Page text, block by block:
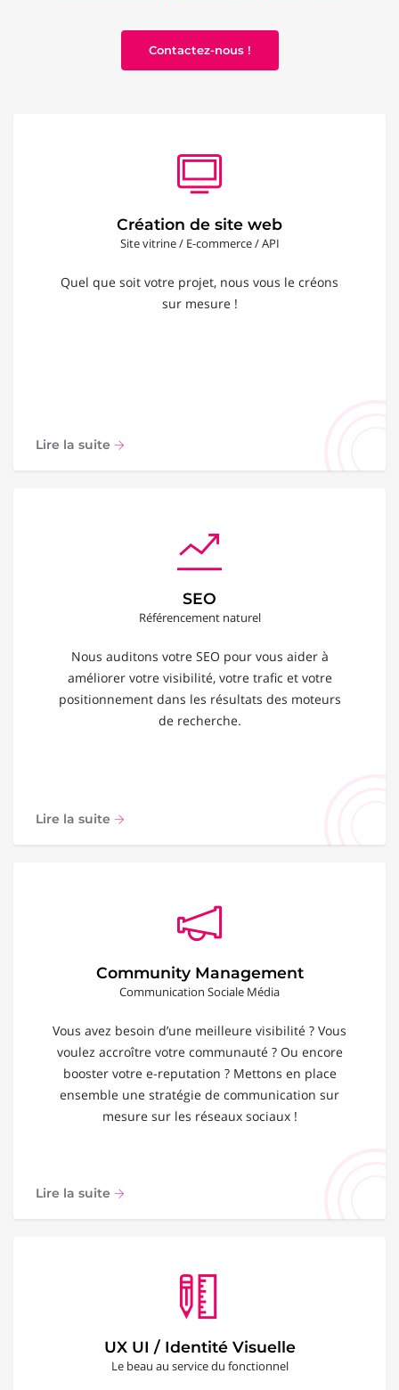
Contactez-nous !
Création de site web
Site vitrine / E-commerce / API
Quel que soit votre projet, nous vous le créons
sur mesure !
Lire la suite
SEO
Référencement naturel
Nous auditons votre SEO pour vous aider à
améliorer votre visibilité, votre trafic et votre
positionnement dans les résultats des moteurs
de recherche.
Lire la suite
Community Management
Communication Sociale Média
Vous avez besoin d’une meilleure visibilité ? Vous
voulez accroître votre communauté ? Ou encore
booster votre e-reputation ? Mettons en place
ensemble une stratégie de communication sur
mesure sur les réseaux sociaux !
Lire la suite
UX UI / Identité Visuelle
Le beau au service du fonctionnel